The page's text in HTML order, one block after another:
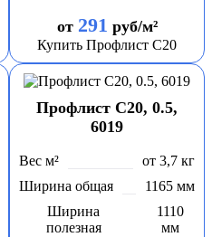
от 291 руб/м²
Купить Профлист С20
Профлист С20, 0.5,
6019
Вес м²
от 3,7 кг
Ширина общая
1165 мм
Ширина
полезная
1110
мм